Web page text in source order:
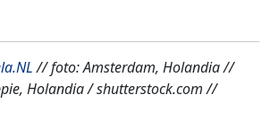
// foto: Amsterdam, Holandia //
Holandia / shutterstock.com //